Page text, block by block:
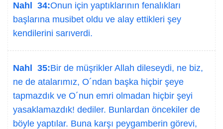
Nahl 34:Onun için yaptıklarının fenalıkları
başlarına musibet oldu ve alay ettikleri şey
kendilerini sarıverdi.
Nahl 35:Bir de müşrikler Allah dileseydi, ne biz,
ne de atalarımız, O´ndan başka hiçbir şeye
tapmazdık ve O´nun emri olmadan hiçbir şeyi
yasaklamazdık! dediler. Bunlardan öncekiler de
böyle yaptılar. Buna karşı peygamberin görevi,